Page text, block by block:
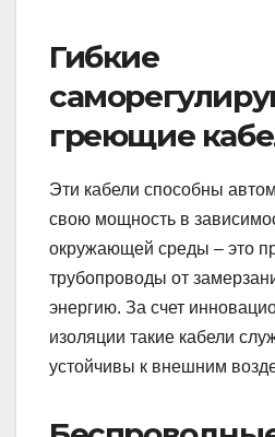
Гибкие
греющие
Эти кабели способны
свою мощность в
окружающей среды – это
трубопроводы от
энергию. За счет
изоляции такие кабели
устойчивы к внешним